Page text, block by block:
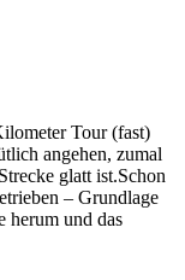
Tour (fast)
angehen, zumal
glatt ist.Schon
– Grundlage
herum und das